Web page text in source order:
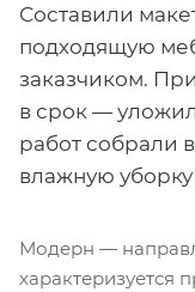
Составили
подходящую
заказчиком.
в срок —
работ собрали
влажную уборку
Модерн —